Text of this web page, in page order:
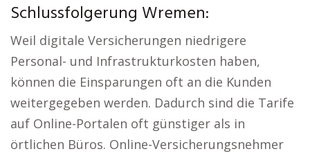
Schlussfolgerung Wremen:
Weil digitale Versicherungen niedrigere
Personal- und Infrastrukturkosten haben,
können die Einsparungen oft an die Kunden
weitergegeben werden. Dadurch sind die Tarife
auf Online-Portalen oft günstiger als in
örtlichen Büros. Online-Versicherungsnehmer